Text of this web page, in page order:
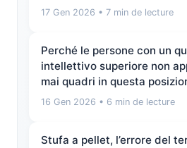
17 Gen 2026 • 7 min de lecture
Perché le persone con un
intellettivo superiore non
mai quadri in questa
16 Gen 2026 • 6 min de lecture
Stufa a pellet, l’errore del